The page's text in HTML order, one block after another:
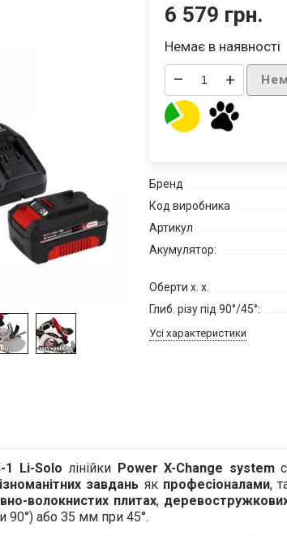
6 579 грн.
Немає в наявності
– +
Бренд
Код виробника
Артикул
Акумулятор:
Оберти х. х.
Глиб. різу під 90°/45°:
Усі характеристики
1 Li-Solo лінійки Power X-Change system
завдань як професіоналами,
волокнистих плитах,
90°) або 35 мм при 45°.